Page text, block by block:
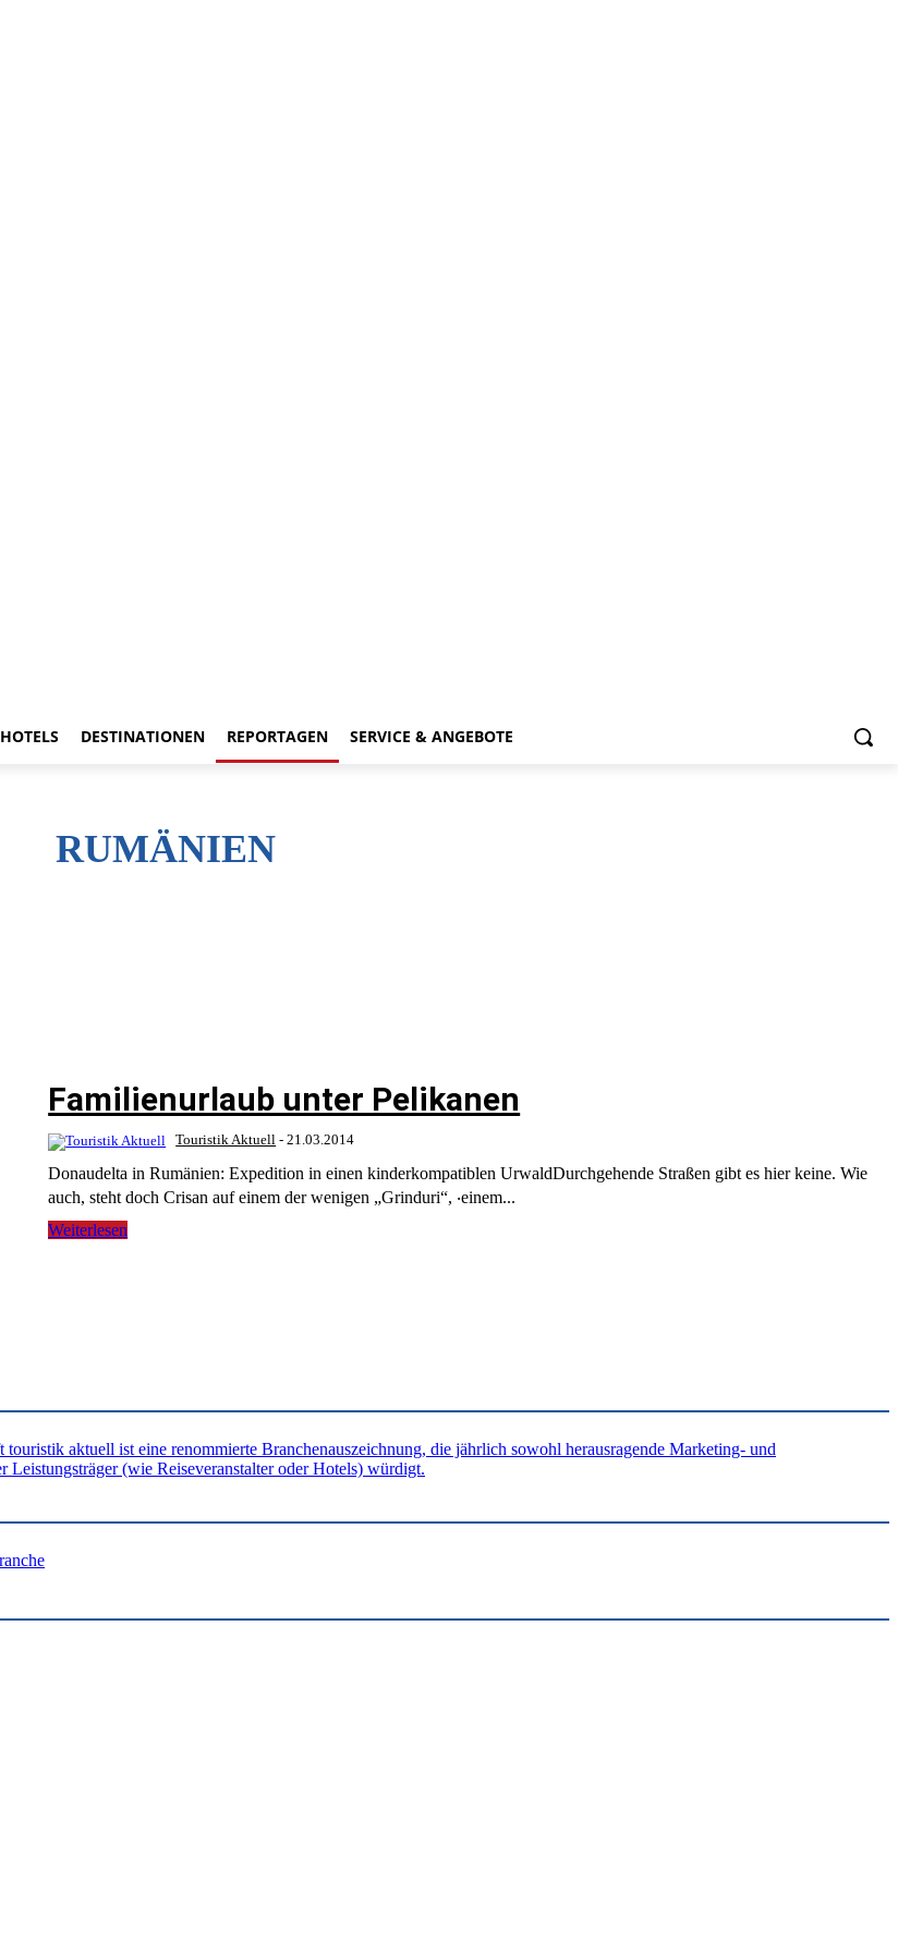
HOTELS DESTINATIONEN REPORTAGEN SERVICE & ANGEBOTE
RUMÄNIEN
Familienurlaub unter Pelikanen
Touristik Aktuell - 21.03.2014
Donaudelta in Rumänien: Expedition in einen kinderkompatiblen UrwaldDurchgehende Straßen gibt es hier keine. Wie
auch, steht doch Crisan auf einem der wenigen „Grinduri“, ‧einem...
Weiterlesen